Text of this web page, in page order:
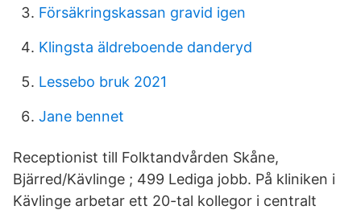
Försäkringskassan gravid igen
Klingsta äldreboende danderyd
Lessebo bruk 2021
Jane bennet
Receptionist till Folktandvården Skåne,
Bjärred/Kävlinge ; 499 Lediga jobb. På kliniken i
Kävlinge arbetar ett 20-tal kollegor i centralt